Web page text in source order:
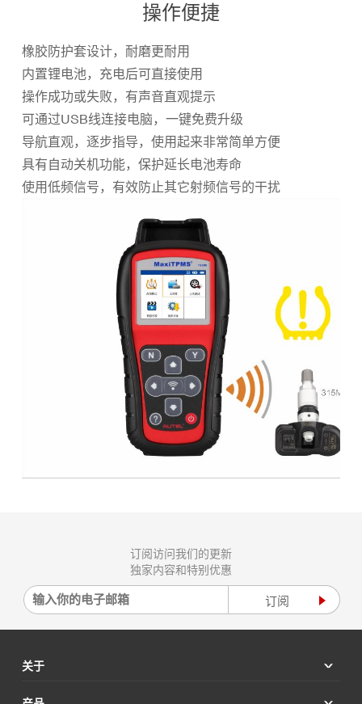
操作便捷
橡胶防护套设计，耐磨更耐用
内置锂电池，充电后可直接使用
操作成功或失败，有声音直观提示
可通过USB线连接电脑，一键免费升级
导航直观，逐步指导，使用起来非常简单方便
具有自动关机功能，保护延长电池寿命
使用低频信号，有效防止其它射频信号的干扰
订阅访问我们的更新
独家内容和特别优惠
关于